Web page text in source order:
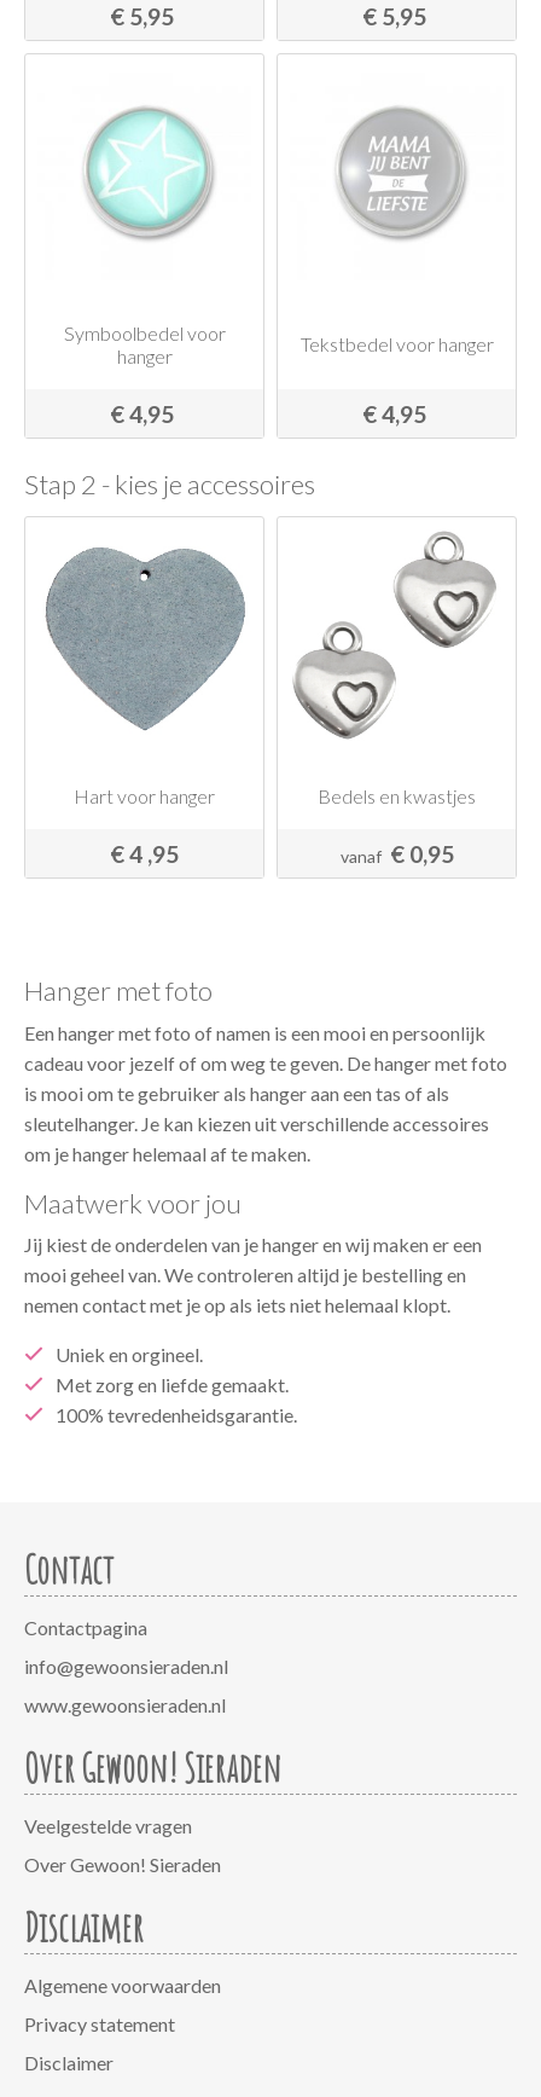
€ 5,95 € 5,95
Symboolbedel voor
hanger
€ 4,95
Tekstbedel voor hanger
€ 4,95
Stap 2 - kies je accessoires
Hart voor hanger
€ 4 ,95
Bedels en kwastjes
vanaf € 0,95
Hanger met foto
Een hanger met foto of namen is een mooi en persoonlijk
cadeau voor jezelf of om weg te geven. De hanger met foto
is mooi om te gebruiker als hanger aan een tas of als
sleutelhanger. Je kan kiezen uit verschillende accessoires
om je hanger helemaal af te maken.
Maatwerk voor jou
Jij kiest de onderdelen van je hanger en wij maken er een
mooi geheel van. We controleren altijd je bestelling en
nemen contact met je op als iets niet helemaal klopt.
Uniek en orgineel.
Met zorg en liefde gemaakt.
100% tevredenheidsgarantie.
Contact
Contactpagina
info@gewoonsieraden.nl
www.gewoonsieraden.nl
Over Gewoon! Sieraden
Veelgestelde vragen
Over Gewoon! Sieraden
Disclaimer
Algemene voorwaarden
Privacy statement
Disclaimer